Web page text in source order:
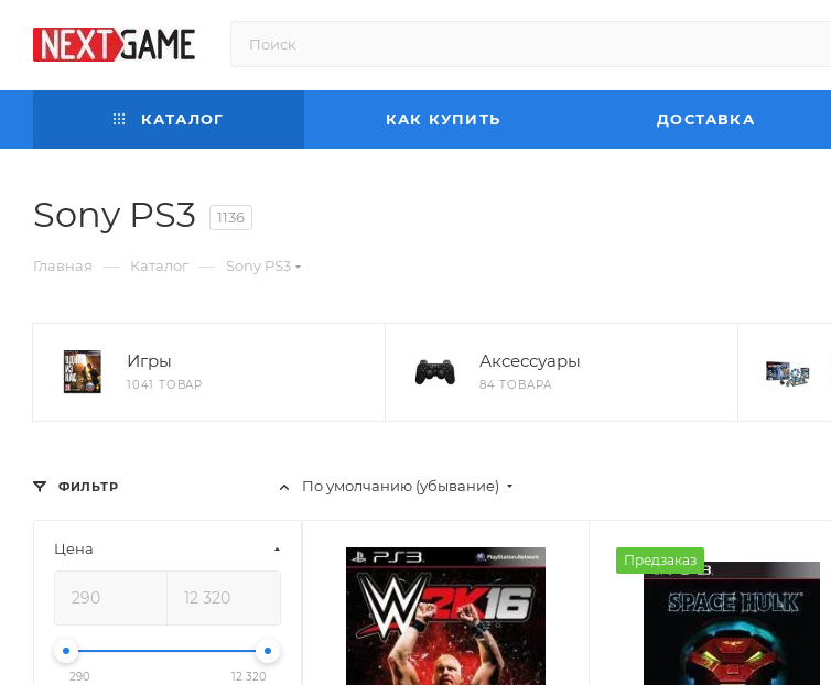
КАТАЛОГ КАК КУПИТЬ ДОСТАВКА
Sony PS3 1136
Главная — Каталог — Sony PS3
Игры
1041 ТОВАР
Аксессуары
84 ТОВАРА
По умолчанию (убывание)
Предзаказ
ФИЛЬТР
Цена
290 12 320